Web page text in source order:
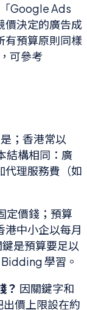
Google Ads
價決定的廣告成
有預算原則同樣
可參考
是；香港常以
結構相同：廣
代理服務費（如
定價錢；預算
港中小企以每月
是預算要足以
學習。
？ 因關鍵字和
價上限設在約